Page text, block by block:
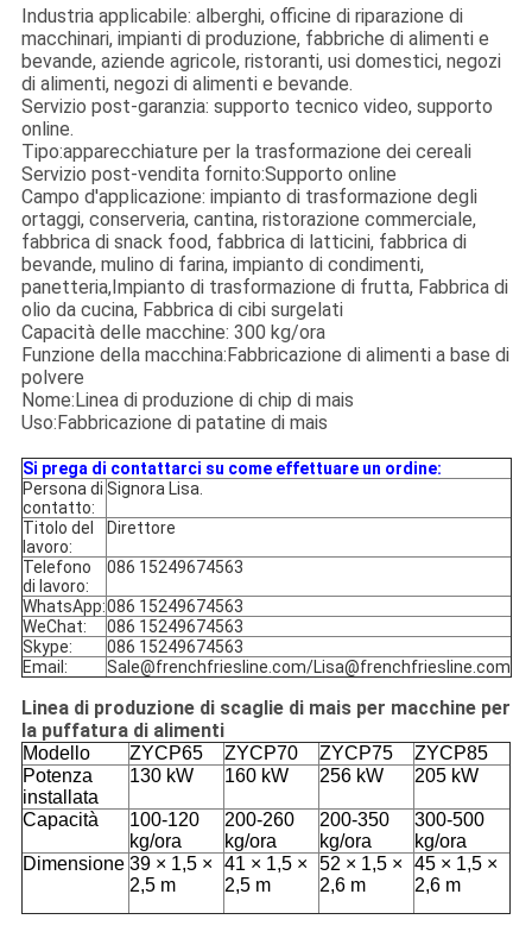
Industria applicabile: alberghi, officine di riparazione di
macchinari, impianti di produzione, fabbriche di alimenti e
bevande, aziende agricole, ristoranti, usi domestici, negozi
di alimenti, negozi di alimenti e bevande.
Servizio post-garanzia: supporto tecnico video, supporto
online.
Tipo:apparecchiature per la trasformazione dei cereali
Servizio post-vendita fornito:Supporto online
Campo d'applicazione: impianto di trasformazione degli
ortaggi, conserveria, cantina, ristorazione commerciale,
fabbrica di snack food, fabbrica di latticini, fabbrica di
bevande, mulino di farina, impianto di condimenti,
panetteria,Impianto di trasformazione di frutta, Fabbrica di
olio da cucina, Fabbrica di cibi surgelati
Capacità delle macchine: 300 kg/ora
Funzione della macchina:Fabbricazione di alimenti a base di
polvere
Nome:Linea di produzione di chip di mais
Uso:Fabbricazione di patatine di mais
Si prega di contattarci su come effettuare un ordine:
Persona di
contatto:
Signora Lisa.
Titolo del
lavoro:
Direttore
Telefono
di lavoro:
086 15249674563
WhatsApp:086 15249674563
WeChat:
086 15249674563
Skype:
086 15249674563
Email:
Sale@frenchfriesline.com/Lisa@frenchfriesline.com
Linea di produzione di scaglie di mais per macchine per
la puffatura di alimenti
Modello ZYCP65 ZYCP70 ZYCP75
ZYCP85
Potenza
installata
130 kW 160 kW 256 kW 205 kW
Capacità
100-120
kg/ora
200-260
kg/ora
200-350
kg/ora
300-500
kg/ora
Dimensione 39 × 1,5 ×
2,5 m
41 × 1,5 ×
2,5 m
52 × 1,5 ×
2,6 m
45 × 1,5 ×
2,6 m